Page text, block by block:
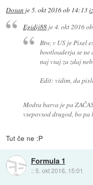
Dosan je5. okt 2016 ob 14:13
Egidij88je4. okt 2016
Btw, v US je Pixel
bootloaderja se ne
naj vsaj za zdaj
Edit: vidim, da
Modra barva je pa
vsepovsod drugod, bo
Tut če ne :P
Formula 1
:: 5. okt 2016, 15:01